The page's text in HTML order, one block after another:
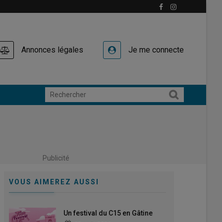
Annonces légales Je me connecte
Publicité
VOUS AIMEREZ AUSSI
Un festival du C15 en Gâtine